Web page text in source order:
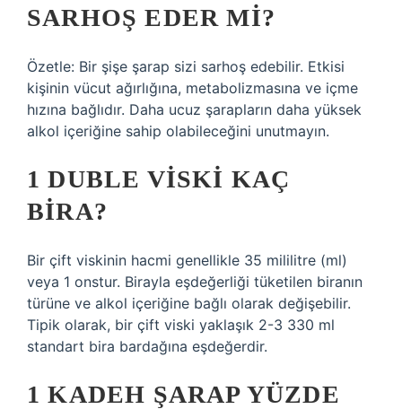
SARHOŞ EDER MI?
Özetle: Bir şişe şarap sizi sarhoş edebilir. Etkisi
kişinin vücut ağırlığına, metabolizmasına ve içme
hızına bağlıdır. Daha ucuz şarapların daha yüksek
alkol içeriğine sahip olabileceğini unutmayın.
1 DUBLE VISKI KAÇ
BIRA?
Bir çift viskinin hacmi genellikle 35 mililitre (ml)
veya 1 onstur. Birayla eşdeğerliği tüketilen biranın
türüne ve alkol içeriğine bağlı olarak değişebilir.
Tipik olarak, bir çift viski yaklaşık 2-3 330 ml
standart bira bardağına eşdeğerdir.
1 KADEH ŞARAP YÜZDE